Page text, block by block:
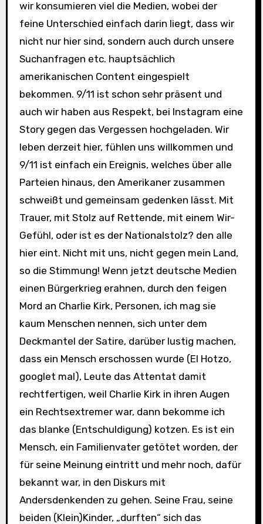
wir konsumieren viel die Medien, wobei der
feine Unterschied einfach darin liegt, dass wir
nicht nur hier sind, sondern auch durch unsere
Suchanfragen etc. hauptsächlich
amerikanischen Content eingespielt
bekommen. 9/11 ist schon sehr präsent und
auch wir haben aus Respekt, bei Instagram eine
Story gegen das Vergessen hochgeladen. Wir
leben derzeit hier, fühlen uns willkommen und
9/11 ist einfach ein Ereignis, welches über alle
Parteien hinaus, den Amerikaner zusammen
schweißt und gemeinsam gedenken lässt. Mit
Trauer, mit Stolz auf Rettende, mit einem Wir-
Gefühl, oder ist es der Nationalstolz? den alle
hier eint. Nicht mit uns, nicht gegen mein Land,
so die Stimmung! Wenn jetzt deutsche Medien
einen Bürgerkrieg erahnen, durch den feigen
Mord an Charlie Kirk, Personen, ich mag sie
kaum Menschen nennen, sich unter dem
Deckmantel der Satire, darüber lustig machen,
dass ein Mensch erschossen wurde (El Hotzo,
googlet mal), Leute das Attentat damit
rechtfertigen, weil Charlie Kirk in ihren Augen
ein Rechtsextremer war, dann bekomme ich
das blanke (Entschuldigung) kotzen. Es ist ein
Mensch, ein Familienvater getötet worden, der
für seine Meinung eintritt und mehr noch, dafür
bekannt war, in den Diskurs mit
Andersdenkenden zu gehen. Seine Frau, seine
beiden (Klein)Kinder, „durften“ sich das